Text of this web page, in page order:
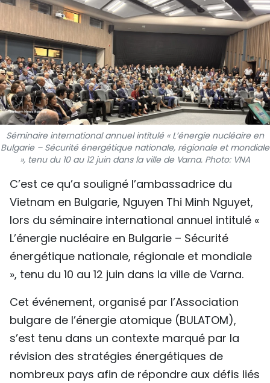
PAYS NATAL
INTERNATIONAL
MÉGASTORIE
INFOGRAPHIE
PHOTO
VIDÉO
À PROPOS DU "PEUPLE"
TIẾNG VIỆT
ENGLISH
РУССКИЙ
ESPAÑOL
Séminaire international annuel intitulé « L’énergie nucléaire en
Bulgarie – Sécurité énergétique nationale, régionale et mondiale
», tenu du 10 au 12 juin dans la ville de Varna. Photo: VNA
C’est ce qu’a souligné l’ambassadrice du
Vietnam en Bulgarie, Nguyen Thi Minh Nguyet,
lors du séminaire international annuel intitulé «
L’énergie nucléaire en Bulgarie – Sécurité
énergétique nationale, régionale et mondiale
», tenu du 10 au 12 juin dans la ville de Varna.
Cet événement, organisé par l’Association
bulgare de l’énergie atomique (BULATOM),
s’est tenu dans un contexte marqué par la
révision des stratégies énergétiques de
nombreux pays afin de répondre aux défis liés